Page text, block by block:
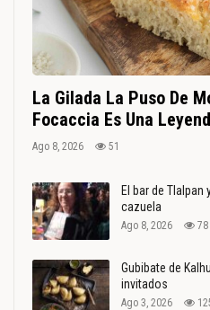
La Gilada La Puso De
Focaccia Es Una
Ago 8, 2026 51
El bar de Tlalpan
cazuela
Ago 8, 2026 78
Gubibate de
invitados
Ago 3, 2026